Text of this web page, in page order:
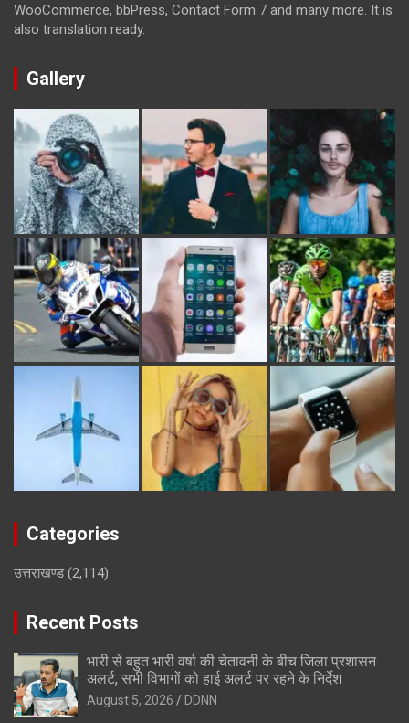
WooCommerce, bbPress, Contact Form 7 and many more. It is
also translation ready.
Gallery
Categories
उत्तराखण्ड(2,114)
Recent Posts
भारी से बहुत भारी वर्षा की चेतावनी के बीच जिला प्रशासन
अलर्ट, सभी विभागों को हाई अलर्ट पर रहने के निर्देश
August 5, 2026 DDNN